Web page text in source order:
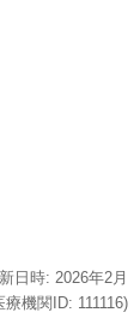
日時: 2026年2月
療機関ID: 111116)